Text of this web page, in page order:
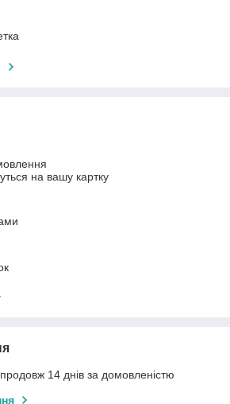
на вашу картку
14 днів за домовленістю